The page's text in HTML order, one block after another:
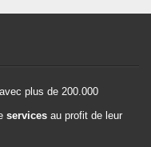
plus de 200.000
services au profit de leur